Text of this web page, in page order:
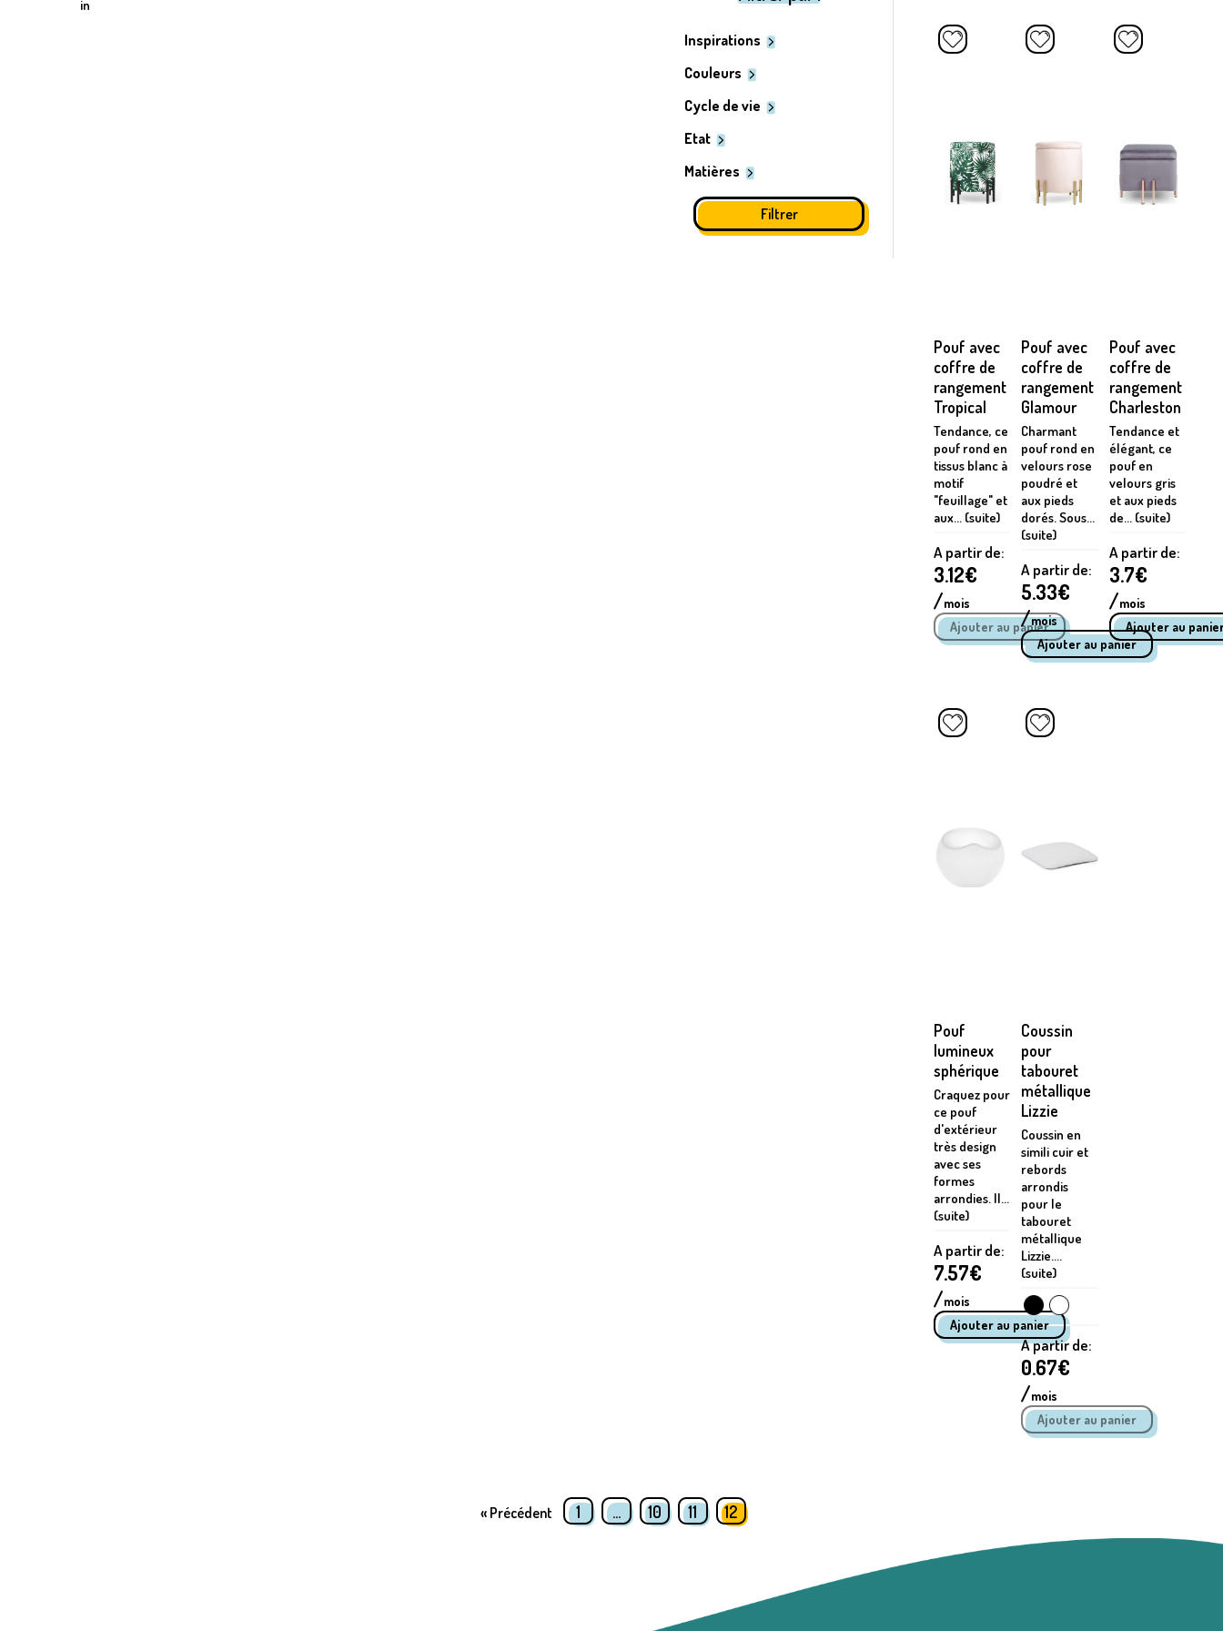
in
Inspirations
Couleurs
Cycle de vie
Etat
Matières
Pouf avec
coffre de
rangement
Tropical
Tendance, ce
pouf rond en
tissus blanc à
motif
"feuillage" et
aux... (suite)
A partir de:
3.12€
/mois
Pouf avec
coffre de
rangement
Glamour
Charmant
pouf rond en
velours rose
poudré et
aux pieds
dorés. Sous...
(suite)
A partir de:
5.33€
/mois
Pouf avec
coffre de
rangement
Charleston
Tendance et
élégant, ce
pouf en
velours gris
et aux pieds
de... (suite)
A partir de:
3.7€
/mois
Pouf
lumineux
sphérique
Craquez pour
ce pouf
d'extérieur
très design
avec ses
formes
arrondies. Il...
(suite)
A partir de:
7.57€
/mois
Coussin
pour
tabouret
métallique
Lizzie
Coussin en
simili cuir et
rebords
arrondis
pour le
tabouret
métallique
Lizzie....
(suite)
A partir de:
0.67€
/mois
« Précédent 1 … 10 11 12